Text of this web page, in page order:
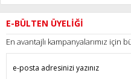
E-BÜLTEN ÜYELİĞİ
En avantajlı kampanyalarımız